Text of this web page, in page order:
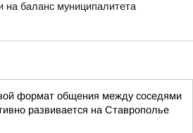
на баланс муниципалитета
формат общения между соседями
развивается на Ставрополье